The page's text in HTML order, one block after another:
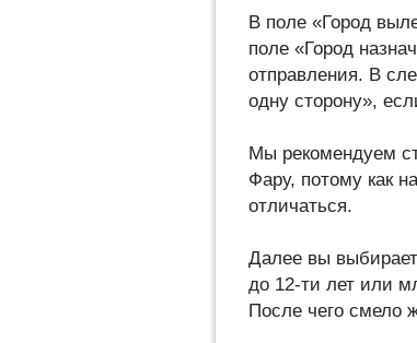
В поле «Город
поле «Город
отправления. В
одну сторону»,
Мы рекомендуем
Фару, потому как
отличаться.
Далее вы
до 12-ти лет или
После чего смело